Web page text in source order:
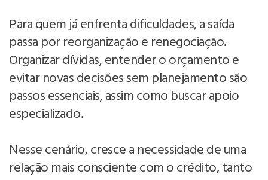
Para quem já enfrenta dificuldades, a saída
passa por reorganização e renegociação.
Organizar dívidas, entender o orçamento e
evitar novas decisões sem planejamento são
passos essenciais, assim como buscar apoio
especializado.
Nesse cenário, cresce a necessidade de uma
relação mais consciente com o crédito, tanto